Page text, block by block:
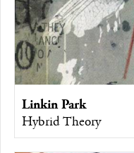
Linkin Park
Hybrid Theory